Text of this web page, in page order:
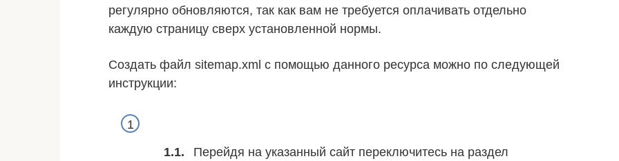
регулярно обновляются, так как вам не требуется оплачивать отдельно
каждую страницу сверх установленной нормы.
Создать файл sitemap.xml с помощью данного ресурса можно по следующей
инструкции:
Перейдя на указанный сайт переключитесь на раздел